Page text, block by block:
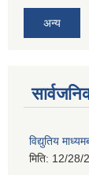
अन्य
विद्युतिय
मिति: 12/28/